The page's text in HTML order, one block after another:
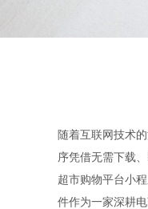
随着互联网技术
序凭借无需下载
超市购物平台小
件作为一家深耕